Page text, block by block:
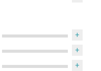
+
+
+